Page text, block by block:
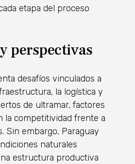
etapa del proceso
perspectivas
desafíos vinculados a
la logística y
de ultramar, factores
la competitividad frente a
Sin embargo, Paraguay
naturales
estructura productiva